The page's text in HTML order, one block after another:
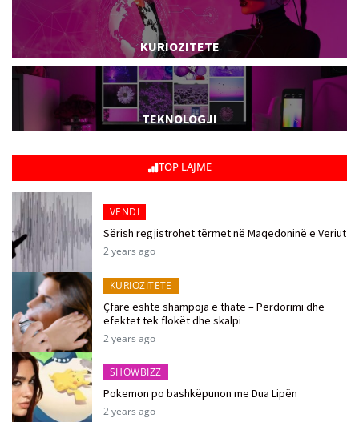
KURIOZITETE
TEKNOLOGJI
TOP LAJME
VENDI
Sërish regjistrohet tërmet në Maqedoninë e Veriut
2 years ago
KURIOZITETE
Çfarë është shampoja e thatë – Përdorimi dhe
efektet tek flokët dhe skalpi
2 years ago
SHOWBIZZ
Pokemon po bashkëpunon me Dua Lipën
2 years ago